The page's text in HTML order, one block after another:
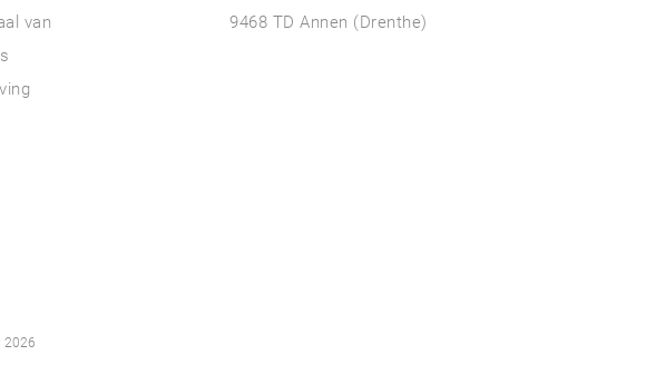
van
9468 TD Annen (Drenthe)
2026